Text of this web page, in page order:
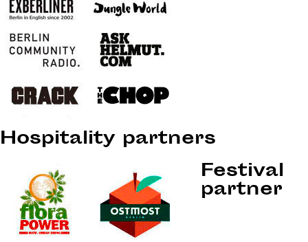
Hospitality partners
Festival
partner